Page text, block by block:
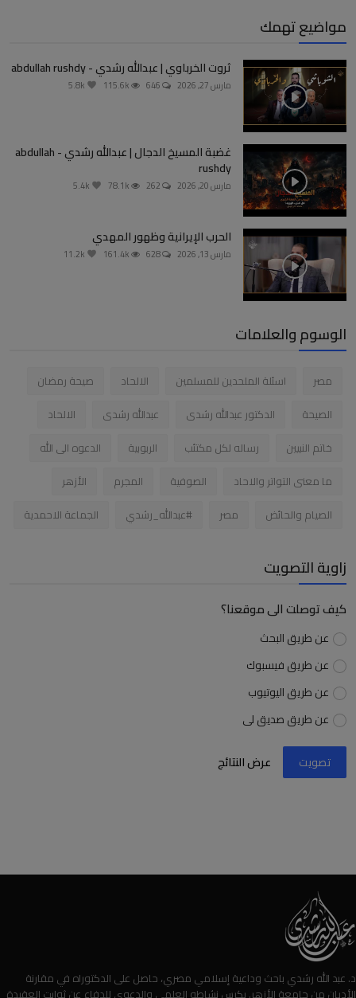
مواضيع تهمك
ثروت الخرباوي | عبدالله رشدي - abdullah rushdy
مارس 27, 2026
غضبة المسيخ الدجال | عبدالله رشدي - abdullah
rushdy
مارس 20, 2026
الحرب الإيرانية وظهور المهدي
مارس 13, 2026
الوسوم والعلامات
مصر اسئلة الملحدين للمسلمين الالحاد
صيحة رمضان
الصيحة
الدكتور عبدالله رشدى عبدالله رشدى
الالحاد
خاتم النبيين
رساله لكل مكتئب الربوبية
الدعوه الى الله
ما معنى التواتر والاحاد
الصوفية المجرم
الأزهر
الصيام والحائض
مصر #عبدالله_رشدي الجماعة الاحمدية
زاوية التصويت
كيف توصلت الى موقعنا؟
عن طريق البحث
عن طريق فيسبوك
عن طريق اليوتيوب
عن طريق صديق لى
تصويت عرض النتائج
د. عبد الله رشدي باحث وداعية إسلامي مصري، حاصل على الدكتوراه في مقارنة
الأديان من جامعة الأزهر. يكرس نشاطه العلمي والدعوي للدفاع عن ثوابت العقيدة